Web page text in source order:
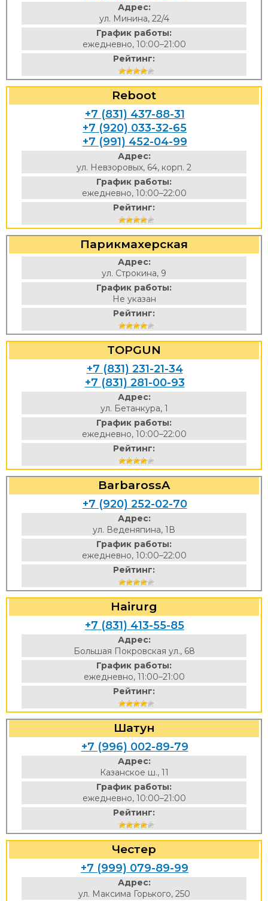
Адрес:
ул. Минина, 22/4
График работы:
ежедневно, 10:00–21:00
Рейтинг:
Reboot
+7 (831) 437-88-31
+7 (920) 033-32-65
+7 (991) 452-04-99
Адрес:
ул. Невзоровых, 64, корп. 2
График работы:
ежедневно, 10:00–22:00
Рейтинг:
Парикмахерская
Адрес:
ул. Строкина, 9
График работы:
Не указан
Рейтинг:
TOPGUN
+7 (831) 231-21-34
+7 (831) 281-00-93
Адрес:
ул. Бетанкура, 1
График работы:
ежедневно, 10:00–22:00
Рейтинг:
BarbarossA
+7 (920) 252-02-70
Адрес:
ул. Веденяпина, 1В
График работы:
ежедневно, 10:00–22:00
Рейтинг:
Hairurg
+7 (831) 413-55-85
Адрес:
Большая Покровская ул., 68
График работы:
ежедневно, 11:00–21:00
Рейтинг:
Шатун
+7 (996) 002-89-79
Адрес:
Казанское ш., 11
График работы:
ежедневно, 10:00–21:00
Рейтинг:
Честер
+7 (999) 079-89-99
Адрес:
ул. Максима Горького, 250